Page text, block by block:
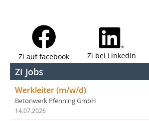
Zi auf facebook Zi bei LinkedIn
ZI Jobs
Werkleiter (m/w/d)
Betonwerk Pfenning GmbH
14.07.2026